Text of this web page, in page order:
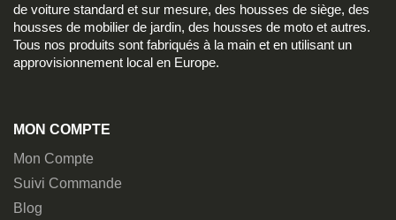
de voiture standard et sur mesure, des housses de siège, des
housses de mobilier de jardin, des housses de moto et autres.
Tous nos produits sont fabriqués à la main et en utilisant un
approvisionnement local en Europe.
MON COMPTE
Mon Compte
Suivi Commande
Blog